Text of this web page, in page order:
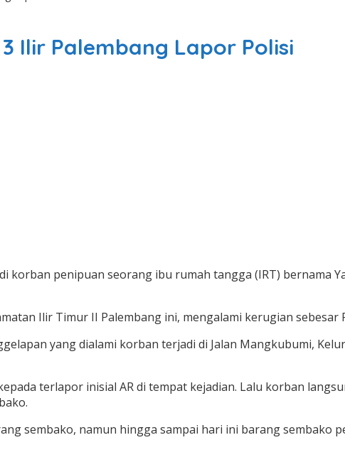
Ilir Palembang Lapor Polisi
korban penipuan seorang ibu rumah tangga (IRT) bernama
Ilir Timur II Palembang ini, mengalami kerugian sebesar
yang dialami korban terjadi di Jalan Mangkubumi,
terlapor inisial AR di tempat kejadian. Lalu korban
sembako, namun hingga sampai hari ini barang sembako